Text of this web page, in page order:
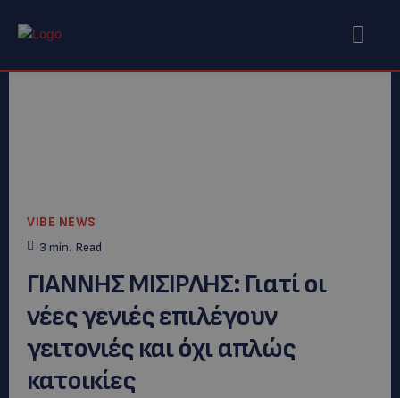
VIBE NEWS
3 min. Read
ΓΙΑΝΝΗΣ ΜΙΣΙΡΛΗΣ: Γιατί οι
νέες γενιές επιλέγουν
γειτονιές και όχι απλώς
κατοικίες